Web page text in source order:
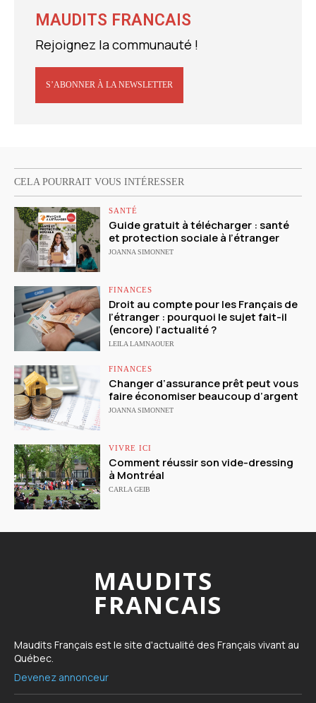
MAUDITS FRANCAIS
Rejoignez la communauté !
S’ABONNER À LA NEWSLETTER
CELA POURRAIT VOUS INTÉRESSER
SANTÉ
Guide gratuit à télécharger : santé
et protection sociale à l’étranger
JOANNA SIMONNET
FINANCES
Droit au compte pour les Français de
l’étranger : pourquoi le sujet fait-il
(encore) l’actualité ?
LEILA LAMNAOUER
FINANCES
Changer d’assurance prêt peut vous
faire économiser beaucoup d’argent
JOANNA SIMONNET
VIVRE ICI
Comment réussir son vide-dressing
à Montréal
CARLA GEIB
MAUDITS
FRANCAIS
Maudits Français est le site d'actualité des Français vivant au
Québec.
Devenez annonceur